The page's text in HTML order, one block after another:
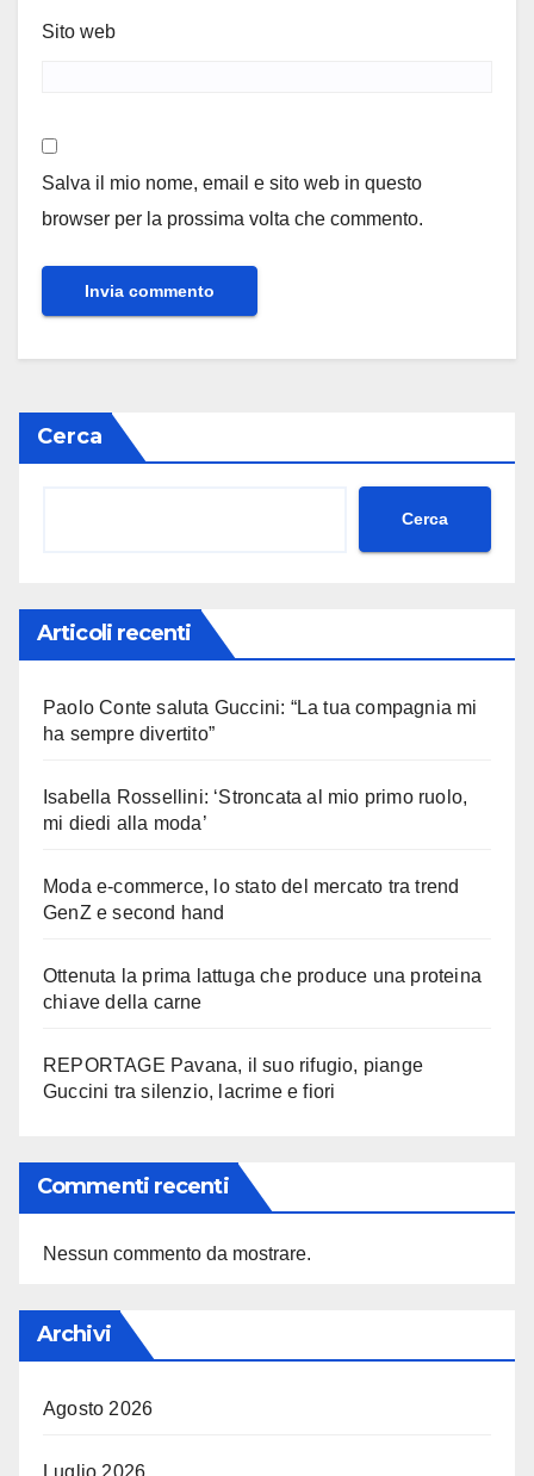
Sito web
Salva il mio nome, email e sito web in questo
browser per la prossima volta che commento.
Cerca
Cerca
Articoli recenti
Paolo Conte saluta Guccini: “La tua compagnia mi
ha sempre divertito”
Isabella Rossellini: ‘Stroncata al mio primo ruolo,
mi diedi alla moda’
Moda e-commerce, lo stato del mercato tra trend
GenZ e second hand
Ottenuta la prima lattuga che produce una proteina
chiave della carne
REPORTAGE Pavana, il suo rifugio, piange
Guccini tra silenzio, lacrime e fiori
Commenti recenti
Nessun commento da mostrare.
Archivi
Agosto 2026
Luglio 2026